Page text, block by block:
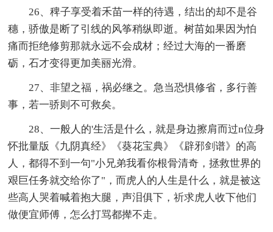
26、稗子享受着禾苗一样的待遇，结出的却不是谷
穗，骄傲是断了引线的风筝稍纵即逝。树苗如果因为怕
痛而拒绝修剪那就永远不会成材；经过大海的一番磨
砺，石才变得更加美丽光滑。
27、非望之福，祸必继之。急当恐惧修省，多行善
事，若一骄则不可救矣。
28、一般人的'生活是什么，就是身边擦肩而过n位身
怀批量版《九阴真经》《葵花宝典》《辟邪剑谱》的高
人，都得不到一句"小兄弟我看你根骨清奇，拯救世界的
艰巨任务就交给你了"，而虎人的人生是什么，就是被这
些高人哭着喊着抱大腿，声泪俱下，祈求虎人收下他们
做便宜师傅，怎么打骂都撵不走。